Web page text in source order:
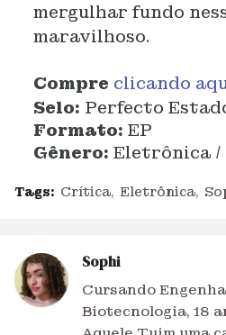
mergulhar fundo
maravilhoso.
Compre clicando
Selo: Perfecto
Formato: EP
Gênero: Eletrônica /
Tags: Crítica Eletrônica
Sophi
Cursando
Biotecnologia, 18